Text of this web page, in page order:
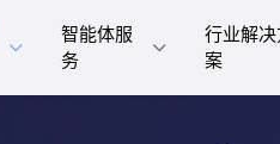
智能体服
务
行业解决
案